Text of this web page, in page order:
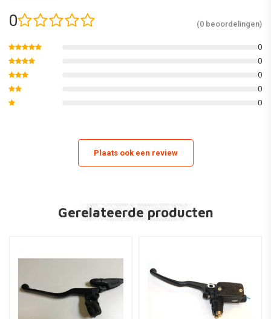
0 (0 beoordelingen)
0
0
0
0
0
Plaats ook een review
Gerelateerde producten